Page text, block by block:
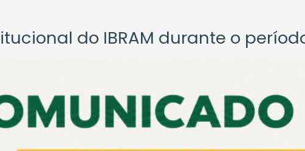
do IBRAM durante o